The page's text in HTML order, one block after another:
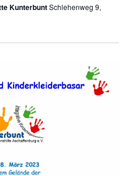
KunterbuntSchlehenweg 9,